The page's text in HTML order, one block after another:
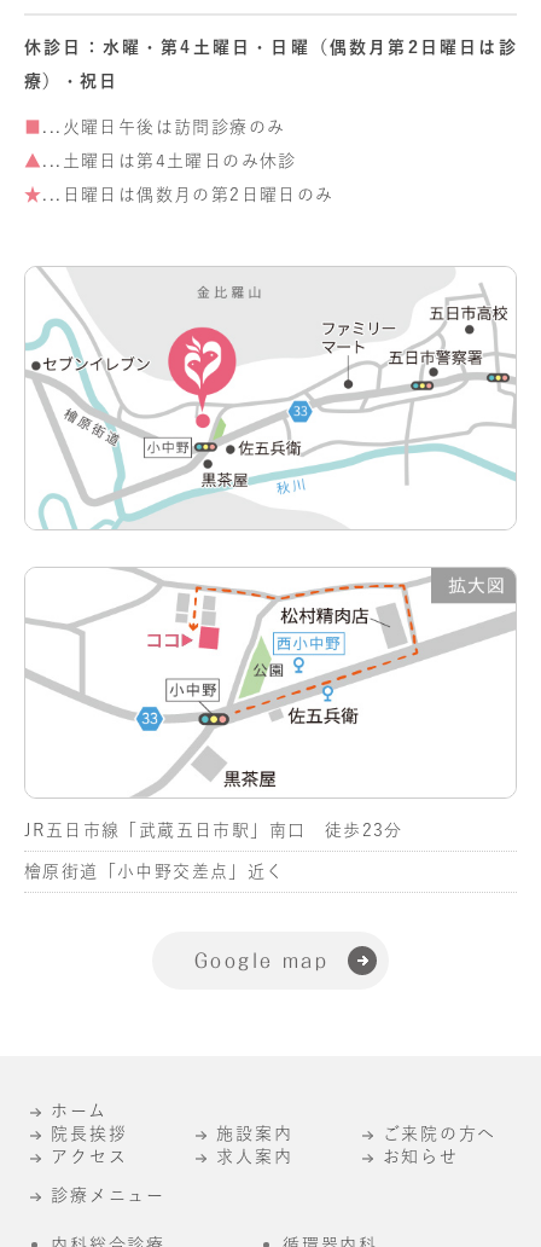
休診日：水曜・第4土曜日・日曜（偶数月第2日曜日は診
療）・祝日
...火曜日午後は訪問診療のみ
▲ ...土曜日は第4土曜日のみ休診
★...日曜日は偶数月の第2日曜日のみ
JR五日市線「武蔵五日市駅」南口 徒歩23分
檜原街道「小中野交差点」近く
Google map
ホーム
院長挨拶
施設案内
ご来院の方へ
アクセス
求人案内 お知らせ
診療メニュー